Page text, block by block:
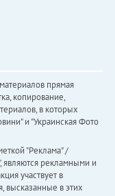
прямая
копирование,
в которых
и "Украинская Фото
"Реклама" /
являются рекламными и
участвует в
высказанные в этих